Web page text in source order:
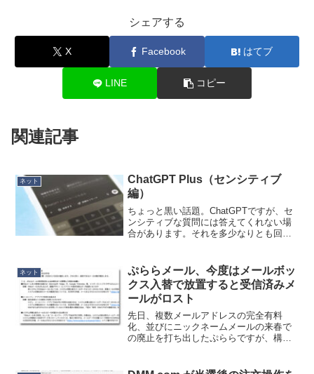
シェアする
X Facebook はてブ
LINE コピー
関連記事
ネット
ChatGPT Plus（センシティブ
編）
ちょっと黒い話題。ChatGPTですが、セ
ンシティブな質問には答えてくれない場
合があります。それを多少なりとも回避
を超えてしまう場合でも、話の流れ的に
徐々に誘導していく...
ネット
ぷららメール、今度はメールボッ
クス入替で放置すると受信済みメ
ールがロスト
先日、複数メールアドレスの完全有料
化、並びにニックネームメールの来春で
の廃止を打ち出したぷららですが、構造
れ替えに伴いメールボックス容量が2 GB